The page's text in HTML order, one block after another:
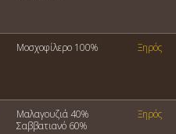
Μοσχοφίλερο 100% Ξηρός
Μαλαγουζιά 40%
Σαββατιανό 60%
Ξηρός